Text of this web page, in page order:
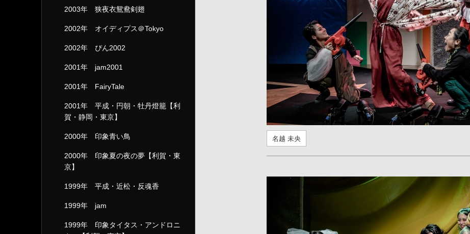
名越 未央
2003年 狭夜衣鴛鴦剣翅
2002年 オイディプス＠Tokyo
2002年 ぴん2002
2001年 jam2001
2001年 FairyTale
2001年 平成・円朝・牡丹燈籠【利
賀・静岡・東京】
2000年 印象青い鳥
2000年 印象夏の夜の夢【利賀・東
京】
1999年 平成・近松・反魂香
1999年 jam
1999年 印象タイタス・アンドロニ